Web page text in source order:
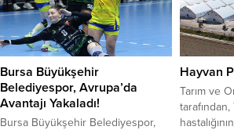
Bursa Büyükşehir
Belediyespor, Avrupa’da
Avantajı Yakaladı!
Bursa Büyükşehir Belediyespor,
Hayvan
Tarım ve